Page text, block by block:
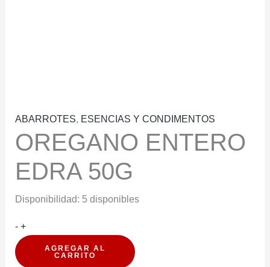
ABARROTES, ESENCIAS Y CONDIMENTOS
OREGANO ENTERO
EDRA 50G
Disponibilidad: 5 disponibles
- OREGANO
ENTERO
EDRA
+
AGREGAR AL
CARRITO